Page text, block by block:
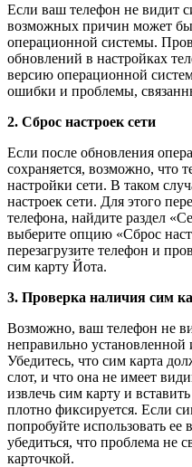
Если ваш телефон не видит
возможных причин может
операционной системы.
обновлений в настройках
версию операционной
ошибки и проблемы,
2. Сброс настроек сети
Если после обновления
сохраняется, возможно, что
настройки сети. В таком
настроек сети. Для этого
телефона, найдите раздел
выберите опцию «Сброс
перезагрузите телефон и
сим карту Йота.
3. Проверка наличия сим
Возможно, ваш телефон не
неправильно
Убедитесь, что сим карта
слот, и что она не имеет
извлечь сим карту и
плотно фиксируется. Если
попробуйте использовать ее
убедиться, что проблема не
карточкой.